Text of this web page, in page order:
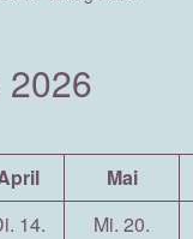
2026
Mai
14.
Mi. 20.